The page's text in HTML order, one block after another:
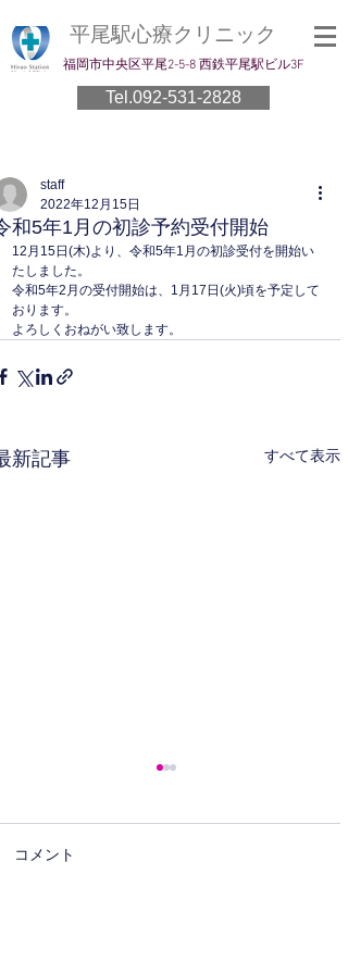
平尾駅心療クリニック
​福岡市中央区平尾2-5-8 西鉄平尾駅ビル3F
Tel.092-531-2828
和5年1月の初診予約受付開始
staff
2022年12月15日
12月15日(木)より、令和5年1月の初診受付を開始い
たしました。
令和5年2月の受付開始は、1月17日(火)頃を予定して
おります。
よろしくおねがい致します。
新記事 すべて表示
コメント